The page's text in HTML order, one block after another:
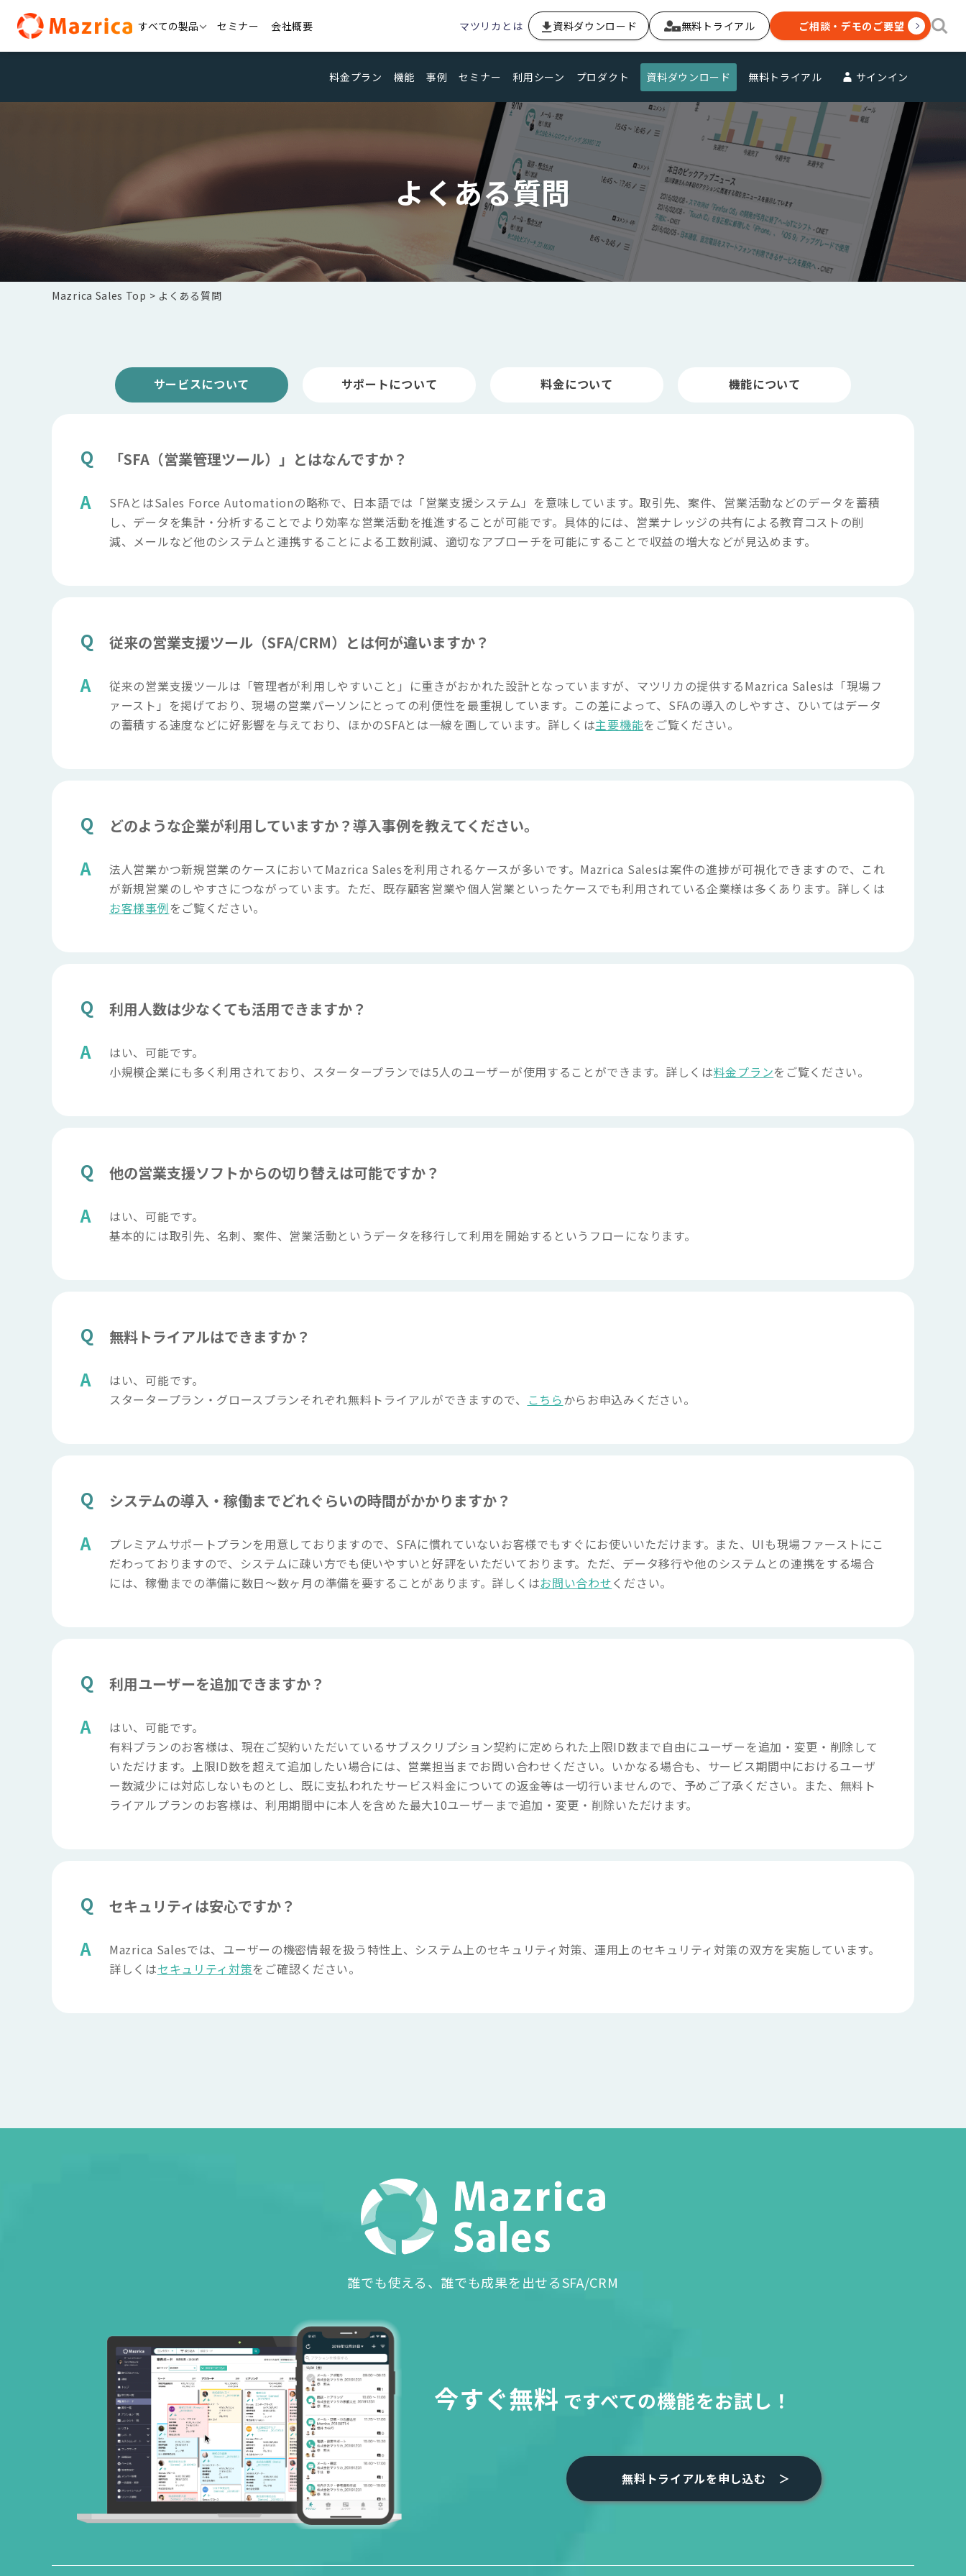
content
すべての製品 セミナー 会社概要 マツリカとは 資料ダウンロード 無料トライアル ご相談・デモのご要望
料金プラン 機能 事例 セミナー 利用シーン プロダクト 資料ダウンロード 無料トライアル サインイン
よくある質問
Mazrica Sales Top よくある質問
サービスについて サポートについて 料金について 機能について
「SFA（営業管理ツール）」とはなんですか？
SFAとはSales Force Automationの略称で、日本語では「営業支援システム」を意味しています。取引先、案件、営業活動などのデータを蓄積
し、データを集計・分析することでより効率な営業活動を推進することが可能です。具体的には、営業ナレッジの共有による教育コストの削
減、メールなど他のシステムと連携することによる工数削減、適切なアプローチを可能にすることで収益の増大などが見込めます。
従来の営業支援ツール（SFA/CRM）とは何が違いますか？
従来の営業支援ツールは「管理者が利用しやすいこと」に重きがおかれた設計となっていますが、マツリカの提供するMazrica Salesは「現場フ
ァースト」を掲げており、現場の営業パーソンにとっての利便性を最重視しています。この差によって、SFAの導入のしやすさ、ひいてはデータ
の蓄積する速度などに好影響を与えており、ほかのSFAとは一線を画しています。詳しくは主要機能をご覧ください。
どのような企業が利用していますか？導入事例を教えてください。
法人営業かつ新規営業のケースにおいてMazrica Salesを利用されるケースが多いです。Mazrica Salesは案件の進捗が可視化できますので、これ
が新規営業のしやすさにつながっています。ただ、既存顧客営業や個人営業といったケースでも利用されている企業様は多くあります。詳しくは
お客様事例 をご覧ください。
利用人数は少なくても活用できますか？
はい、可能です。
小規模企業にも多く利用されており、スタータープランでは5人のユーザーが使用することができます。詳しくは料金プランをご覧ください。
他の営業支援ソフトからの切り替えは可能ですか？
はい、可能です。
基本的には取引先、名刺、案件、営業活動というデータを移行して利用を開始するというフローになります。
無料トライアルはできますか？
はい、可能です。
スタータープラン・グロースプランそれぞれ無料トライアルができますので、
こちらからお申込みください。
システムの導入・稼働までどれぐらいの時間がかかりますか？
プレミアムサポートプランを用意しておりますので、SFAに慣れていないお客様でもすぐにお使いいただけます。また、UIも現場ファーストにこ
だわっておりますので、システムに疎い方でも使いやすいと好評をいただいております。ただ、データ移行や他のシステムとの連携をする場合
には、稼働までの準備に数日〜数ヶ月の準備を要することがあります。詳しくはお問い合わせください。
利用ユーザーを追加できますか？
はい、可能です。
有料プランのお客様は、現在ご契約いただいているサブスクリプション契約に定められた上限ID数まで自由にユーザーを追加・変更・削除して
いただけます。上限ID数を超えて追加したい場合には、営業担当までお問い合わせください。いかなる場合も、サービス期間中におけるユーザ
ー数減少には対応しないものとし、既に支払われたサービス料金についての返金等は一切行いませんので、予めご了承ください。また、無料ト
ライアルプランのお客様は、利用期間中に本人を含めた最大10ユーザーまで追加・変更・削除いただけます。
セキュリティは安心ですか？
Mazrica Salesでは、ユーザーの機密情報を扱う特性上、システム上のセキュリティ対策、運用上のセキュリティ対策の双方を実施しています。
詳しくはセキュリティ対策をご確認ください。
誰でも使える、誰でも成果を出せるSFA/CRM
今すぐ無料 ですべての機能をお試し！
無料トライアルを申し込む